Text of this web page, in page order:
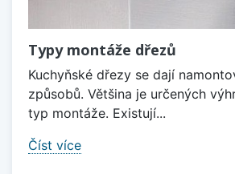
Typy montáže dřezů
Kuchyňské dřezy se dají
způsobů. Většina je určených
typ montáže. Existují...
Číst více